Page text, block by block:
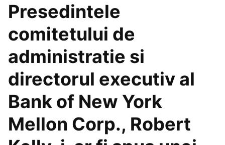
Presedintele
comitetului de
administratie si
directorul executiv al
Bank of New York
Mellon Corp., Robert